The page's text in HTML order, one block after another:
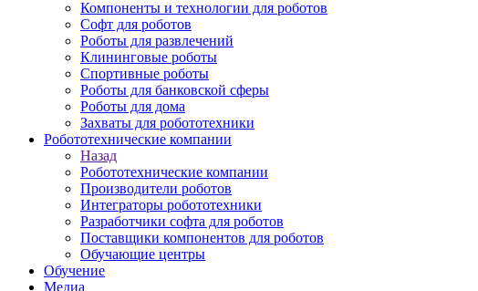
Компоненты и технологии для роботов
Софт для роботов
Роботы для развлечений
Клининговые роботы
Спортивные роботы
Роботы для банковской сферы
Роботы для дома
Захваты для робототехники
Робототехнические компании
Назад
Робототехнические компании
Производители роботов
Интеграторы робототехники
Разработчики софта для роботов
Поставщики компонентов для роботов
Обучающие центры
Обучение
Медиа